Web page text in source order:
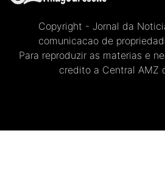
Copyright - Jornal da
comunicacao de
Para reproduzir as materias e
credito a Central AMZ